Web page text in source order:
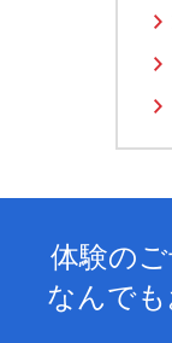
体験の
なんで